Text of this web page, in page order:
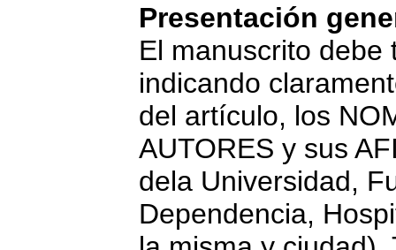
Presentación
El manuscrito debe
indicando
del artículo, los
AUTORES y sus
dela Universidad,
Dependencia,